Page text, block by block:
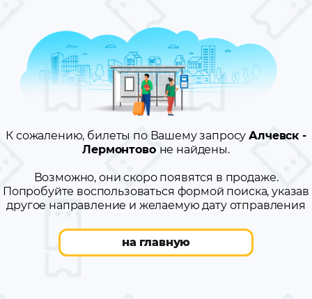
К сожалению, билеты по Вашему запросуАлчевск -
Лермонтово не найдены.
Возможно, они скоро появятся в продаже.
Попробуйте воспользоваться формой поиска, указав
другое направление и желаемую дату отправления
на главную